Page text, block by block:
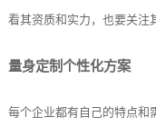
看其资质和实力，也要关注
量身定制个性化方案
每个企业都有自己的特点和